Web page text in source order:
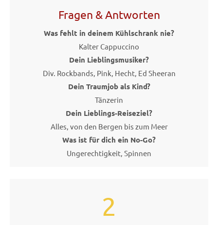
Fragen & Antworten
Was fehlt in deinem Kühlschrank nie?
Kalter Cappuccino
Dein Lieblingsmusiker?
Div. Rockbands, Pink, Hecht, Ed Sheeran
Dein Traumjob als Kind?
Tänzerin
Dein Lieblings-Reiseziel?
Alles, von den Bergen bis zum Meer
Was ist für dich ein No-Go?
Ungerechtigkeit, Spinnen
2